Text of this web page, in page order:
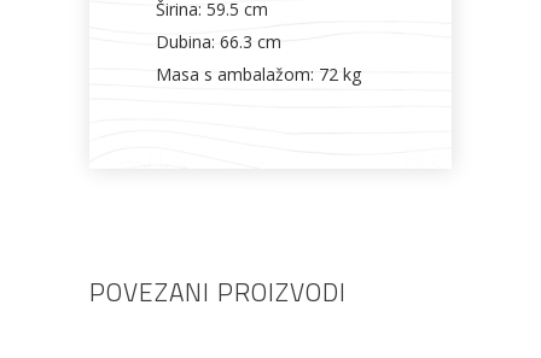
Širina: 59.5 cm
Dubina: 66.3 cm
Masa s ambalažom: 72 kg
POVEZANI PROIZVODI